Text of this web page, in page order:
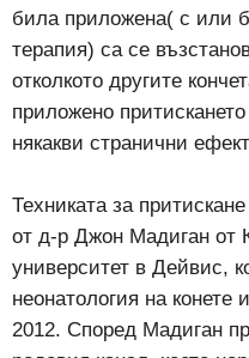
била приложена( с или
терапия) са се
отколкото другите
приложено
някакви странични
Техниката за
от д-р Джон Мадиган от
университет в Дейвис,
неонатология на конете
2012. Според Мадиган